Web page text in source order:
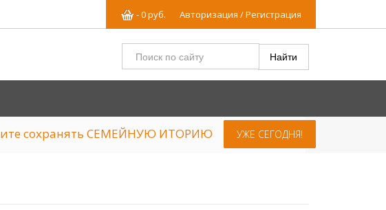
Авторизация / Регистрация
-0руб.
сохранять СЕМЕЙНУЮ ИТОРИЮ УЖЕ СЕГОДНЯ!